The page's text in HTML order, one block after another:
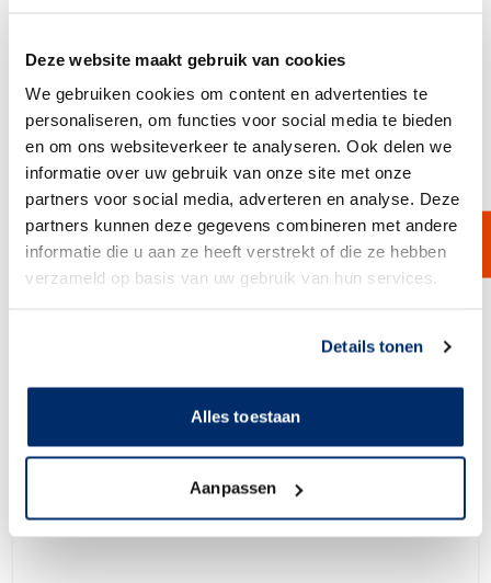
Deze website maakt gebruik van cookies
We gebruiken cookies om content en advertenties te
personaliseren, om functies voor social media te bieden
en om ons websiteverkeer te analyseren. Ook delen we
informatie over uw gebruik van onze site met onze
partners voor social media, adverteren en analyse. Deze
partners kunnen deze gegevens combineren met andere
informatie die u aan ze heeft verstrekt of die ze hebben
verzameld op basis van uw gebruik van hun services.
Details tonen
Alles toestaan
Aanpassen
epoxycoating voor extra duurzaamheid. De 7V is speciaal ontwikkeld
om te presteren onder de zwaarste omstandigheden.
Bekijk product